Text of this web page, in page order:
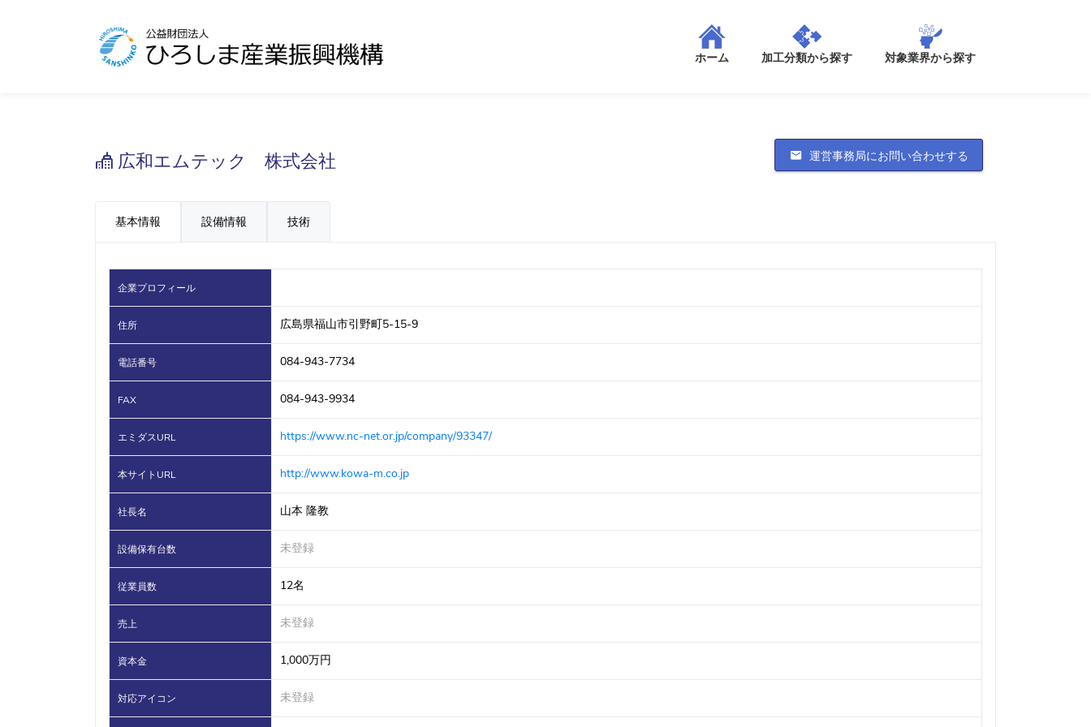
ホーム 加工分類から探す 対象業界から探す
広和エムテック 株式会社 運営事務局にお問い合わせする
基本情報 設備情報 技術
企業プロフィール
住所 広島県福山市引野町5-15-9
電話番号 084-943-7734
FAX 084-943-9934
エミダスURL https://www.nc-net.or.jp/company/93347/
本サイトURL http://www.kowa-m.co.jp
社長名 山本 隆教
設備保有台数 未登録
従業員数 12名
売上 未登録
資本金 1,000万円
対応アイコン 未登録